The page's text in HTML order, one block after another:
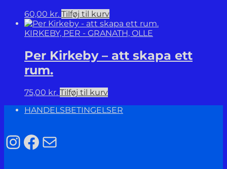
60,00 kr. Tilføj til kurv
KIRKEBY, PER - GRANATH, OLLE
Per Kirkeby – att skapa ett
rum.
75,00 kr. Tilføj til kurv
HANDELSBETINGELSER
Instagram
Facebook
Mail